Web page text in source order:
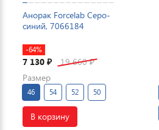
Анорак Forcelab Серо-
синий, 7066184
-64%
7 130 ₽ 19 660₽
Размер
46 54 52 50
В корзину